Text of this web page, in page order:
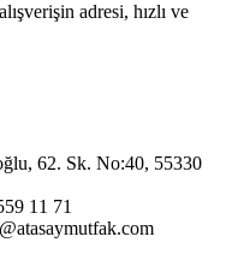
adresi, hızlı ve
62. Sk. No:40, 55330
11 71